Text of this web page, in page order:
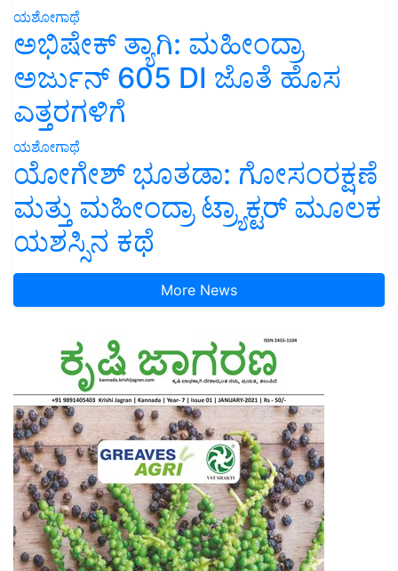
ಯಶೋಗಾಥೆ
ಅಭಿಷೇಕ್ ತ್ಯಾಗಿ: ಮಹೀಂದ್ರಾ
ಅರ್ಜುನ್ 605 DI ಜೊತೆ ಹೊಸ
ಎತ್ತರಗಳಿಗೆ
ಯಶೋಗಾಥೆ
ಯೋಗೇಶ್ ಭೂತಡಾ: ಗೋಸಂರಕ್ಷಣೆ
ಮತ್ತು ಮಹೀಂದ್ರಾ ಟ್ರ್ಯಾಕ್ಟರ್ ಮೂಲಕ
ಯಶಸ್ಸಿನ ಕಥೆ
More News